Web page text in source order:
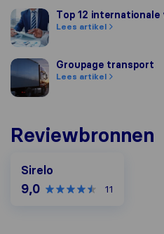
Top 12 internationale
Top 12 internationale
Lees artikel
Groupage transport
Groupage transport
Lees artikel
Reviewbronnen
Sirelo
9,0 11